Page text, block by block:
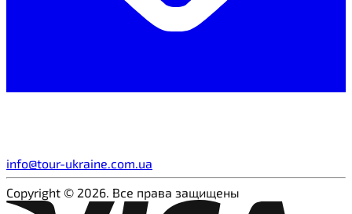
info@tour-ukraine.com.ua
Copyright © 2026. Все права защищены